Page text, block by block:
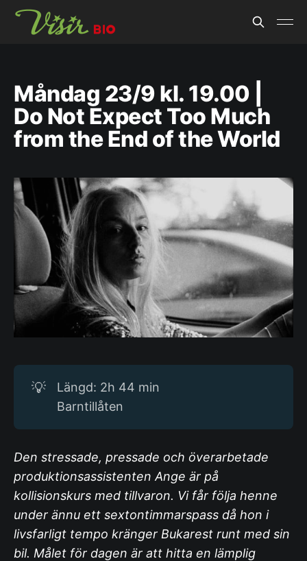
Måndag 23/9 kl. 19.00 |
Do Not Expect Too Much
from the End of the World
💡
Längd: 2h 44 min
Barntillåten
Den stressade, pressade och överarbetade
produktionsassistenten Ange är på
kollisionskurs med tillvaron. Vi får följa henne
under ännu ett sextontimmarspass då hon i
livsfarligt tempo kränger Bukarest runt med sin
bil. Målet för dagen är att hitta en lämplig